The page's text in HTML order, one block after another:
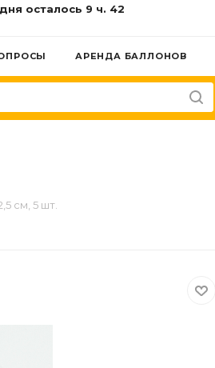
осталось 9 ч. 42
АРЕНДА БАЛЛОНОВ
см, 5 шт.